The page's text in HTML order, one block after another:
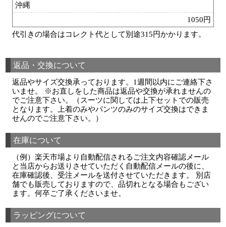
沖縄
1050円
代引きの場合はコレクト代として別途315円かかります。
返品・交換について
返品やサイズ交換承っております。1週間以内にご連絡下さ
いませ。 ※お直しをした商品は返品や交換が承れませんの
でご注意下さい。（スーツに関しては上下セットでの販売
となります。上着のみやパンツのみのサイズ交換はできま
せんのでご注意下さい。）
在庫について
（例）楽天市場より自動配信されるご注文内容確認メール
と当店からお送りさせていただく自動配信メールの後に、
在庫確認後、受注メールを送付させていただきます。 別店
舗でも販売しておりますので、品切れとなる場合もござい
ます。何卒ご了承くださいませ。
ラッピングについて